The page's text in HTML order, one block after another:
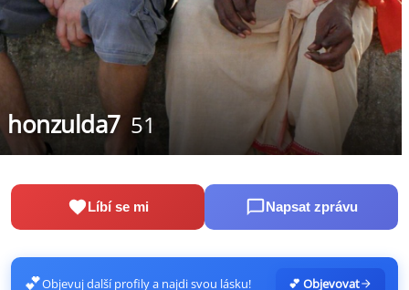
honzulda7 51
Líbí se mi Napsat zprávu
💕Objevuj další profily a najdi svou lásku! 💕 Objevovat